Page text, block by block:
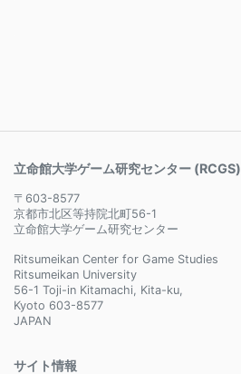
立命館大学ゲーム研究センター (RCGS)
〒603-8577
京都市北区等持院北町56-1
立命館大学ゲーム研究センター
Ritsumeikan Center for Game Studies
Ritsumeikan University
56-1 Toji-in Kitamachi, Kita-ku,
Kyoto 603-8577
JAPAN
サイト情報